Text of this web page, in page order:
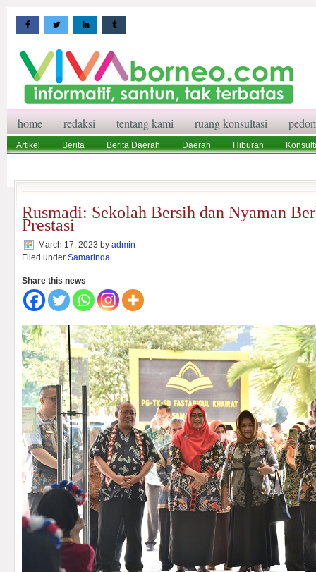
home redaksi tentang kami ruang konsultasi
Artikel Berita Berita Daerah Daerah Hiburan
Rusmadi: Sekolah Bersih dan Nyaman
Prestasi
March 17, 2023 by admin
Filed under Samarinda
Share this news